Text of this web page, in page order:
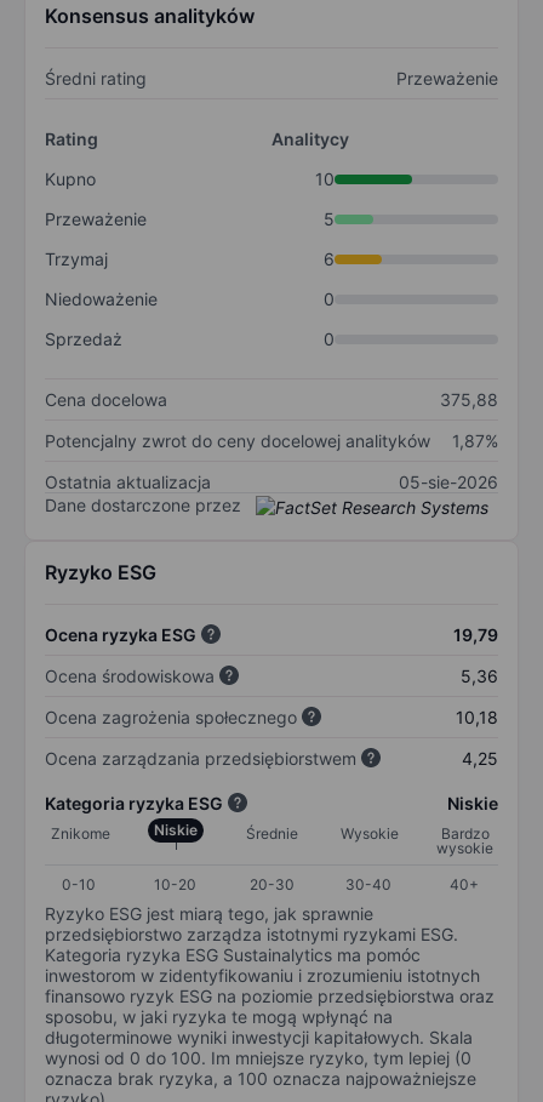
Konsensus analityków
Średni rating Przeważenie
Rating
Analitycy
Kupno
10
Przeważenie
5
Trzymaj
6
Niedoważenie
0
Sprzedaż
0
Cena docelowa
375,88
Potencjalny zwrot do ceny docelowej analityków
1,87%
Ostatnia aktualizacja
05-sie-2026
Dane dostarczone przez
Ryzyko ESG
Ocena ryzyka ESG
19,79
Ocena środowiskowa
5,36
Ocena zagrożenia społecznego
10,18
Ocena zarządzania przedsiębiorstwem
4,25
Kategoria ryzyka ESG Niskie
Znikome Niskie Średnie Wysokie
Bardzo
wysokie
0-10
10-20 20-30 30-40 40+
Ryzyko ESG jest miarą tego, jak sprawnie
przedsiębiorstwo zarządza istotnymi ryzykami ESG.
Kategoria ryzyka ESG Sustainalytics ma pomóc
inwestorom w zidentyfikowaniu i zrozumieniu istotnych
finansowo ryzyk ESG na poziomie przedsiębiorstwa oraz
sposobu, w jaki ryzyka te mogą wpłynąć na
długoterminowe wyniki inwestycji kapitałowych. Skala
wynosi od 0 do 100. Im mniejsze ryzyko, tym lepiej (0
oznacza brak ryzyka, a 100 oznacza najpoważniejsze